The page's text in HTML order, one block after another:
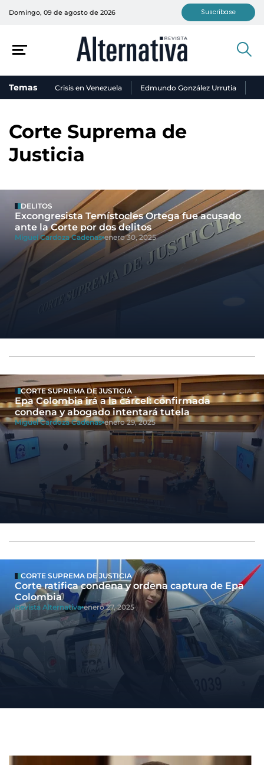
Domingo, 09 de agosto de 2026 Suscríbase
Temas Crisis en Venezuela Edmundo González Urrutia
Corte Suprema de
Justicia
DELITOS
Excongresista Temístocles Ortega fue acusado
ante la Corte por dos delitos
Miguel Cardoza Cadenas enero 30, 2025
CORTE SUPREMA DE JUSTICIA
Epa Colombia irá a la cárcel: confirmada
condena y abogado intentará tutela
Miguel Cardoza Cadenas enero 29, 2025
CORTE SUPREMA DE JUSTICIA
Corte ratifica condena y ordena captura de Epa
Colombia
Revista Alternativa enero 27, 2025